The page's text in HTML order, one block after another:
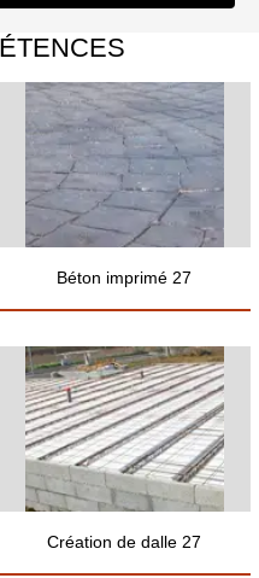
Béton imprimé 27
Création de dalle 27